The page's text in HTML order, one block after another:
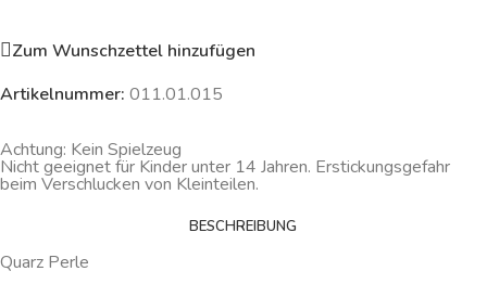
Zum Wunschzettel hinzufügen
Artikelnummer: 011.01.015
Achtung: Kein Spielzeug
Nicht geeignet für Kinder unter 14 Jahren. Erstickungsgefahr
beim Verschlucken von Kleinteilen.
BESCHREIBUNG
Quarz Perle